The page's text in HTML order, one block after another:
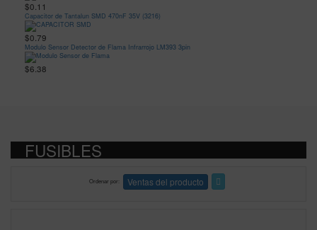
$0.11
Capacitor de Tantalun SMD 470nF 35V (3216)
$0.79
Modulo Sensor Detector de Flama Infrarrojo LM393 3pin
$6.38
FUSIBLES
Ordenar por Ventas del producto